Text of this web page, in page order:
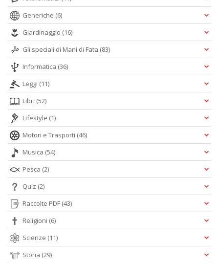
Generiche (6)
Giardinaggio (16)
Gli speciali di Mani di Fata (83)
Informatica (36)
Leggi (11)
Libri (52)
Lifestyle (1)
Motori e Trasporti (46)
Musica (54)
Pesca (2)
Quiz (2)
Raccolte PDF (43)
Religioni (6)
Scienze (11)
Storia (29)